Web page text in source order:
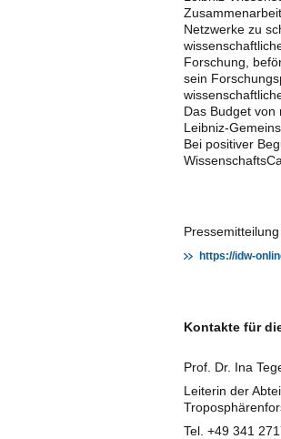
Netzwerke zu
Forschung,
sein
Das Budget
Leibniz-
Bei positiver
https://idw-
Kontakte für
Prof. Dr. Ina
Leiterin der
Tel. +49 341